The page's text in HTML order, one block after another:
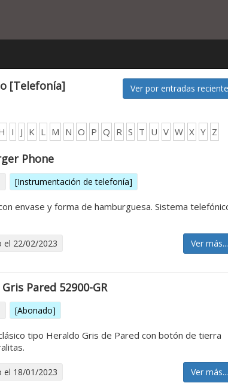
[Telefonía] Ver por entradas
I J K L M N O P Q R S T U V W X Y Z
Phone
[Instrumentación de telefonía]
envase y forma de hamburguesa. Sistema
el 22/02/2023 Ver más...
Pared 52900-GR
[Abonado]
tipo Heraldo Gris de Pared con botón de tierra
el 18/01/2023 Ver más...